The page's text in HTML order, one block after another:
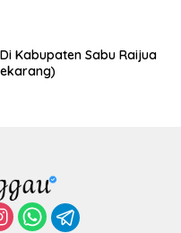
Kabupaten Sabu Raijua